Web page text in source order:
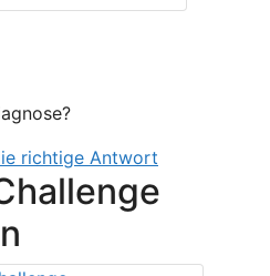
richtige Antwort